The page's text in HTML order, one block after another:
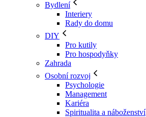
Bydlení
Interiery
Rady do domu
DIY
Pro kutily
Pro hospodyňky
Zahrada
Osobní rozvoj
Psychologie
Management
Kariéra
Spiritualita a náboženství